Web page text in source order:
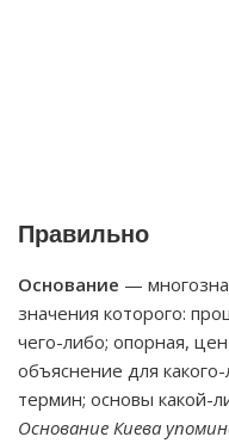
Правильно
Основание —
значения которого:
чего-либо; опорная,
объяснение для
термин; основы какой-
Основание Киева